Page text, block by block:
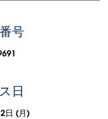
号
日
日 (月)